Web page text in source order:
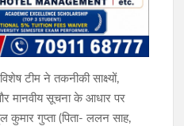
टीम ने तकनीकी साक्ष्यों,
मानवीय सूचना के आधार पर
कुमार गुप्ता (पिता- ललन साह,